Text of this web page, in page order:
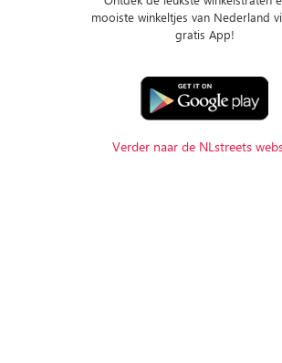
mooiste winkeltjes van Nederland
gratis App!
Verder naar de NLstreets